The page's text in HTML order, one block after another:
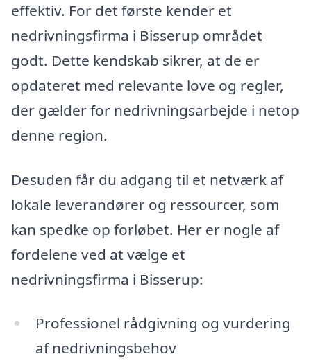
effektiv. For det første kender et
nedrivningsfirma i Bisserup området
godt. Dette kendskab sikrer, at de er
opdateret med relevante love og regler,
der gælder for nedrivningsarbejde i netop
denne region.
Desuden får du adgang til et netværk af
lokale leverandører og ressourcer, som
kan spedke op forløbet. Her er nogle af
fordelene ved at vælge et
nedrivningsfirma i Bisserup:
Professionel rådgivning og vurdering
af nedrivningsbehov